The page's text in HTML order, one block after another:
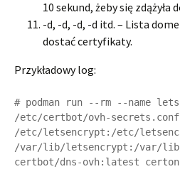
10 sekund, żeby się zdążyła
-d, -d, -d, -d itd. – Lista
dostać certyfikaty.
Przykładowy log:
# podman run --rm --name
/etc/certbot/ovh-
/etc/letsencrypt:/etc/
/var/lib/letsencrypt:/var/
certbot/dns-ovh:latest